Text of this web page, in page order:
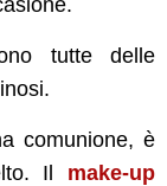
tutte delle
comunione, è
Il make-up